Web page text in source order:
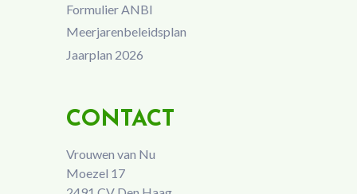
Formulier ANBI
Meerjarenbeleidsplan
Jaarplan 2026
CONTACT
Vrouwen van Nu
Moezel 17